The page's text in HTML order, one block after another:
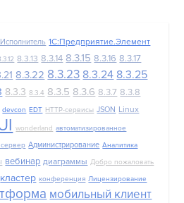
1С:Предприятие.Элемент
8.3.13 8.3.14 8.3.15 8.3.16 8.3.17
8.3.22 8.3.23 8.3.24 8.3.25
8.3.3 8.3.4 8.3.5 8.3.6 8.3.7 8.3.8
devcon EDT HTTP-сервисы JSON Linux
wonderland автоматизированное
Администрирование Аналитика
вебинар диаграммы Добро пожаловать
кластер конференция Лицензирование
мобильный клиент